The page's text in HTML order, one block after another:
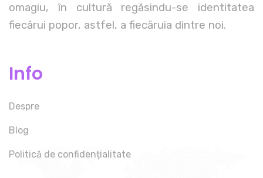
omagiu, în cultură regăsindu-se identitatea
fiecărui popor, astfel, a fiecăruia dintre noi.
Info
Despre
Blog
Politică de confidențialitate